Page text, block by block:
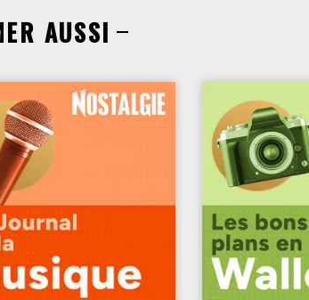
AUSSI